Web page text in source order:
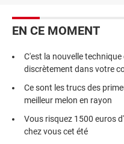
EN CE MOMENT
C'est la nouvelle
discrètement dans votre
Ce sont les trucs des
meilleur melon en rayon
Vous risquez 1500 euros
chez vous cet été